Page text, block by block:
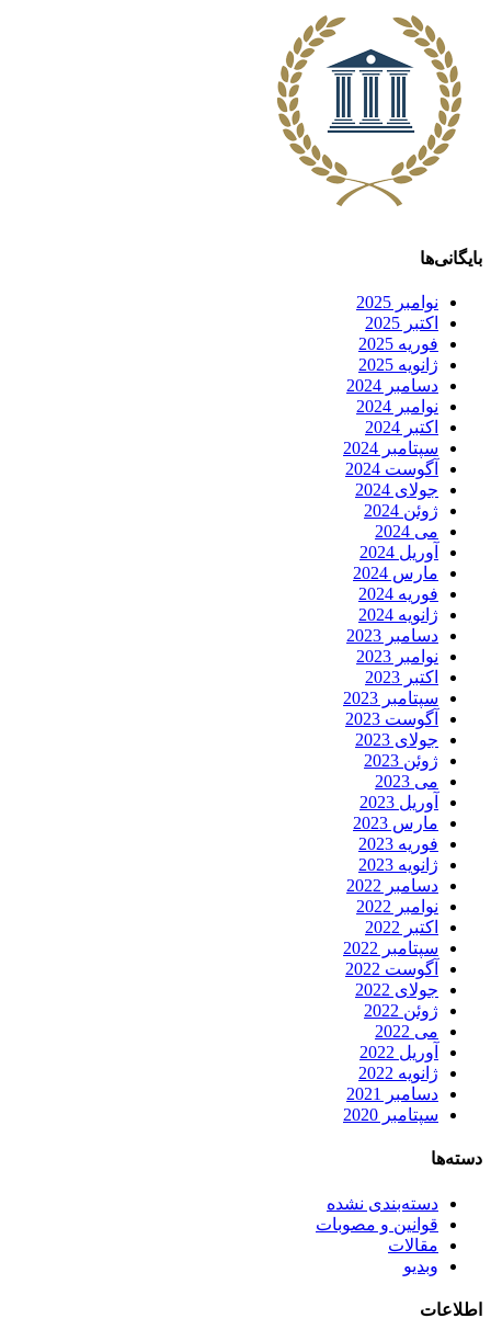
بایگانی‌ها
نوامبر 2025
اکتبر 2025
فوریه 2025
ژانویه 2025
دسامبر 2024
نوامبر 2024
اکتبر 2024
سپتامبر 2024
آگوست 2024
جولای 2024
ژوئن 2024
می 2024
آوریل 2024
مارس 2024
فوریه 2024
ژانویه 2024
دسامبر 2023
نوامبر 2023
اکتبر 2023
سپتامبر 2023
آگوست 2023
جولای 2023
ژوئن 2023
می 2023
آوریل 2023
مارس 2023
فوریه 2023
ژانویه 2023
دسامبر 2022
نوامبر 2022
اکتبر 2022
سپتامبر 2022
آگوست 2022
جولای 2022
ژوئن 2022
می 2022
آوریل 2022
ژانویه 2022
دسامبر 2021
سپتامبر 2020
دسته‌ها
دسته‌بندی نشده
قوانین و مصوبات
مقالات
وبدیو
اطلاعات